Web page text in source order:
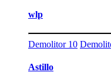
wlp
Demolitor 10
Astillo